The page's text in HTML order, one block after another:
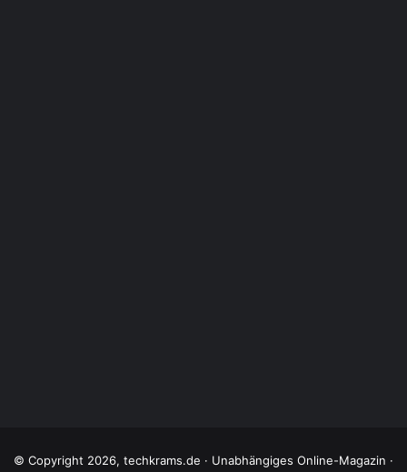
© Copyright 2026, techkrams.de · Unabhängiges Online-Magazin ·